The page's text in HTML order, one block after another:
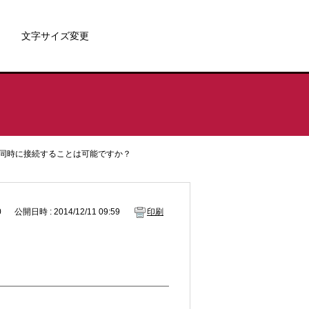
文字サイズ変更
時に接続することは可能ですか？
公開日時 : 2014/12/11 09:59 印刷